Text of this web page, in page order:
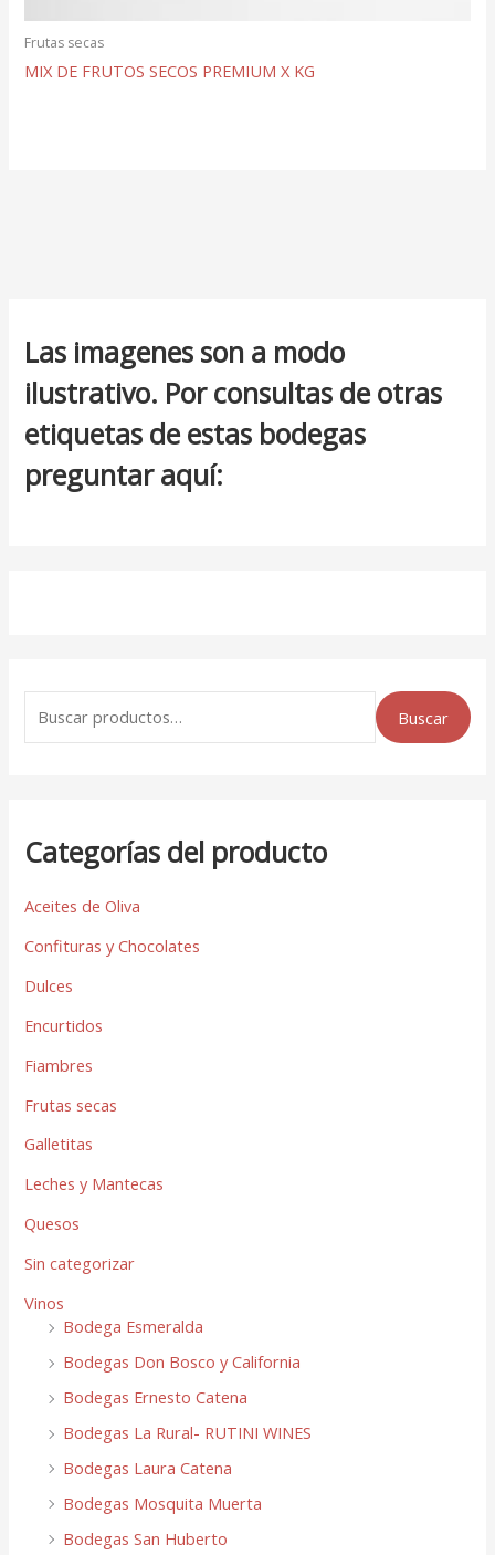
Las imagenes son a modo
ilustrativo. Por consultas de otras
etiquetas de estas bodegas
preguntar aquí:
Buscar
Categorías del producto
Aceites de Oliva
Confituras y Chocolates
Dulces
Encurtidos
Fiambres
Frutas secas
Galletitas
Leches y Mantecas
Quesos
Sin categorizar
Vinos
Bodega Esmeralda
Bodegas Don Bosco y California
Bodegas Ernesto Catena
Bodegas La Rural- RUTINI WINES
Bodegas Laura Catena
Bodegas Mosquita Muerta
Bodegas San Huberto
Frutas secas
MIX DE FRUTOS SECOS PREMIUM X KG